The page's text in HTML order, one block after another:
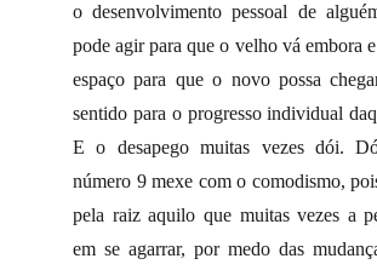
o desenvolvimento pessoal de
pode agir para que o velho vá embora e
espaço para que o novo possa
sentido para o progresso individual
E o desapego muitas vezes dói.
número 9 mexe com o comodismo,
pela raiz aquilo que muitas vezes a
em se agarrar, por medo das